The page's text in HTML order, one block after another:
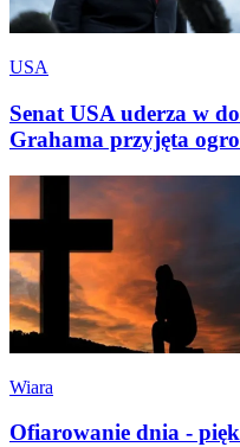
USA
Senat USA uderza w
Grahama przyjęta
Wiara
Ofiarowanie dnia -